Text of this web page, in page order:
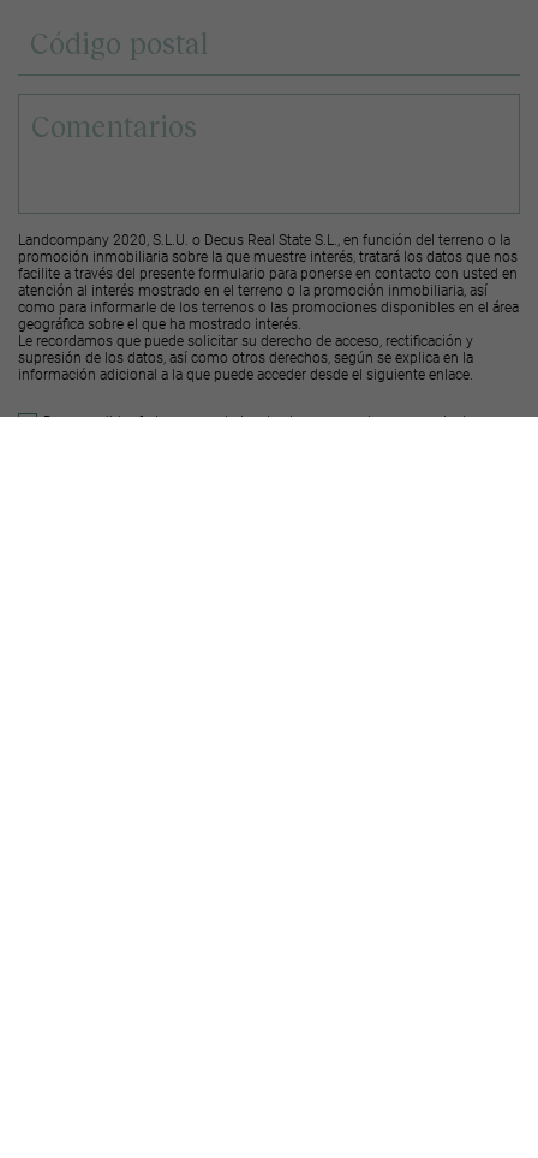
Landcompany 2020, S.L.U. o Decus Real State S.L., en función del terreno o la
promoción inmobiliaria sobre la que muestre interés, tratará los datos que nos
facilite a través del presente formulario para ponerse en contacto con usted en
atención al interés mostrado en el terreno o la promoción inmobiliaria, así
como para informarle de los terrenos o las promociones disponibles en el área
geográfica sobre el que ha mostrado interés.
Le recordamos que puede solicitar su derecho de acceso, rectificación y
supresión de los datos, así como otros derechos, según se explica en la
información adicional a la que puede acceder desde el siguiente enlace.
Deseo recibir ofertas y novedades de otras promociones y productos